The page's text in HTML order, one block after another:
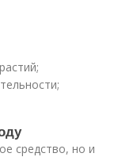
средство, но и